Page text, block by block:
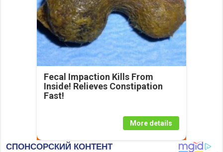
Fecal Impaction Kills From
Inside! Relieves Constipation
Fast!
More details